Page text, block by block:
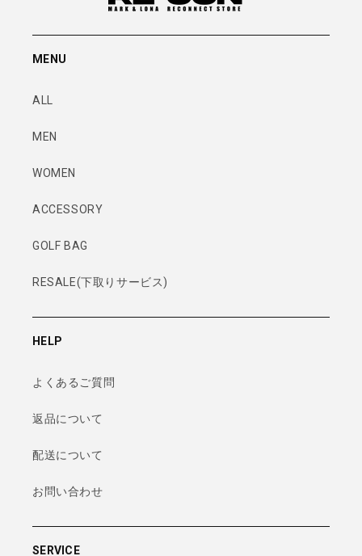
MENU
ALL
MEN
WOMEN
ACCESSORY
GOLF BAG
RESALE(下取りサービス)
HELP
よくあるご質問
返品について
配送について
お問い合わせ
SERVICE